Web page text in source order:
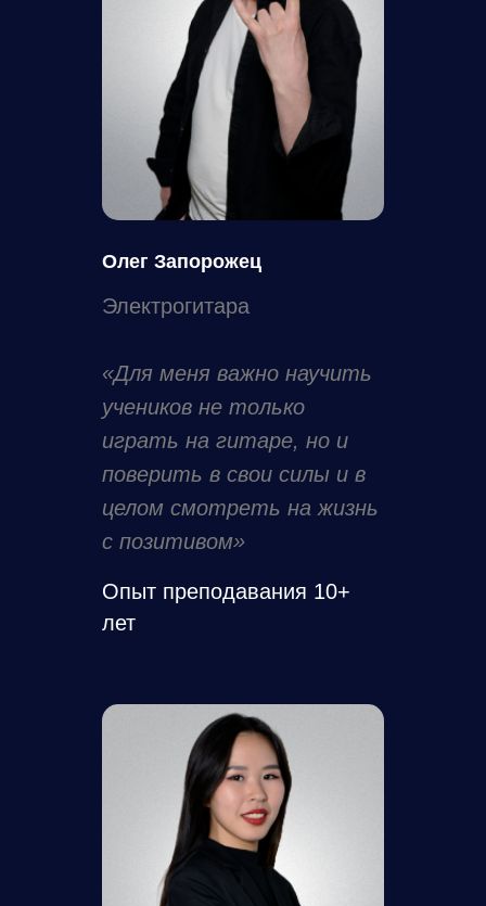
Олег Запорожец
Электрогитара
«Для меня важно научить
учеников не только
играть на гитаре, но и
поверить в свои силы и в
целом смотреть на жизнь
с позитивом»
Опыт преподавания 10+
лет